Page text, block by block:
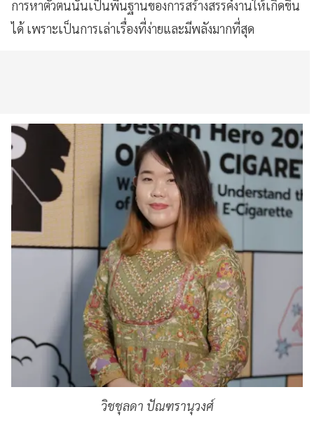
การหาตัวตนนั้นเป็นพื้นฐานของการสร้างสรรค์งานให้เกิดขึ้น
ได้ เพราะเป็นการเล่าเรื่องที่ง่ายและมีพลังมากที่สุด
วิชชุลดา ปัณฑรานุวงศ์